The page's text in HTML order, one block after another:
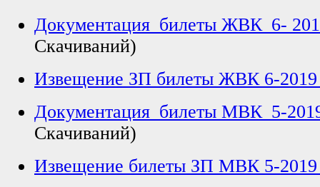
Документация_билеты ЖВК_6-
Скачиваний)
Извещение ЗП билеты ЖВК 6-
Документация_билеты МВК_5-
Скачиваний)
Извещение билеты ЗП МВК 5-